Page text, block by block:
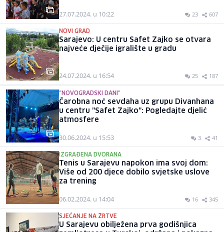
27.07.2024. u 10:22 23 607
NOVI GRAD
Sarajevo: U centru Safet Zajko se otvara
najveće dječije igralište u gradu
24.07.2024. u 16:54 25 187
"NOVOGRADSKI DANI"
Čarobna noć sevdaha uz grupu Divanhana
u centru "Safet Zajko": Pogledajte djelić
atmosfere
30.06.2024. u 15:53 3 41
IZGRAĐENA DVORANA
Tenis u Sarajevu napokon ima svoj dom:
Više od 200 djece dobilo svjetske uslove
za trening
06.02.2024. u 14:04 16 345
SJEĆANJE NA ŽRTVE
U Sarajevu obilježena prva godišnjica